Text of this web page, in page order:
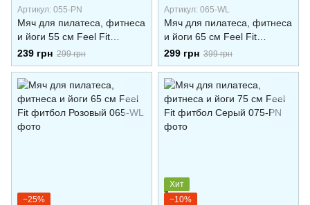
Артикул: 055-PN
Мяч для пилатеса, фитнеса
и йоги 55 см Feel Fit
фитбол Розовый
239 грн 299 грн
Артикул: 065-WL
Мяч для пилатеса, фитнеса
и йоги 65 см Feel Fit
фитбол Серый
299 грн 399 грн
−25%
Хит
−10%